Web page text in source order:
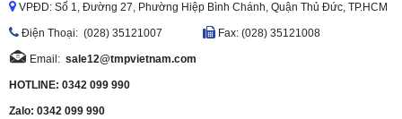
VPĐD: Số 1, Đường 27, Phường Hiệp Bình Chánh, Quận Thủ Đức, TP.HCM
Ðiện Thoại: (028) 35121007 Fax: (028) 35121008
Email: sale12@tmpvietnam.com
HOTLINE: 0342 099 990
Zalo: 0342 099 990